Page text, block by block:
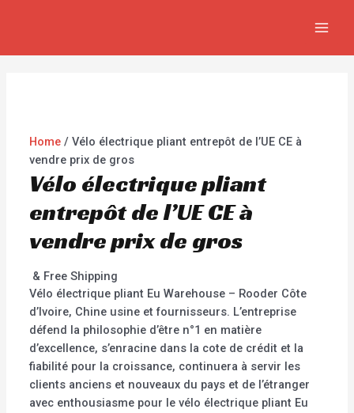
Home / Vélo électrique pliant entrepôt de l’UE CE à
vendre prix de gros
Vélo électrique pliant
entrepôt de l’UE CE à
vendre prix de gros
& Free Shipping
Vélo électrique pliant Eu Warehouse – Rooder Côte
d’Ivoire, Chine usine et fournisseurs. L’entreprise
défend la philosophie d’être n°1 en matière
d’excellence, s’enracine dans la cote de crédit et la
fiabilité pour la croissance, continuera à servir les
clients anciens et nouveaux du pays et de l’étranger
avec enthousiasme pour le vélo électrique pliant Eu